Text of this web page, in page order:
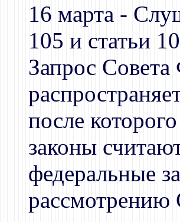
16 марта -
105 и статьи
Запрос Совета
после
законы
федеральные
рассмотрению